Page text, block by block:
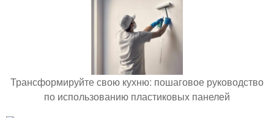
Трансформируйте свою кухню: пошаговое руководство
по использованию пластиковых панелей